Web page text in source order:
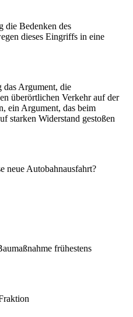
die Bedenken des
dieses Eingriffs in eine
das Argument, die
überörtlichen Verkehr auf der
ein Argument, das beim
starken Widerstand gestoßen
neue Autobahnausfahrt?
frühestens